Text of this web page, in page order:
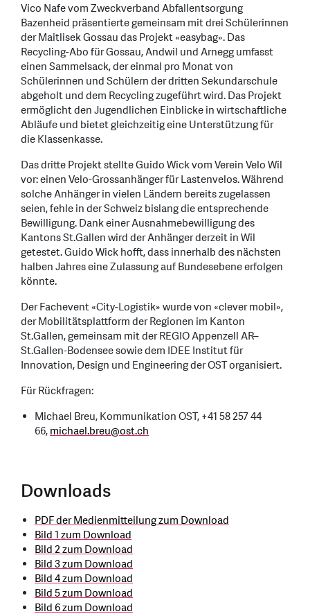
Vico Nafe vom Zweckverband Abfallentsorgung
Bazenheid präsentierte gemeinsam mit drei Schülerinnen
der Maitlisek Gossau das Projekt «easybag». Das
Recycling-Abo für Gossau, Andwil und Arnegg umfasst
einen Sammelsack, der einmal pro Monat von
Schülerinnen und Schülern der dritten Sekundarschule
abgeholt und dem Recycling zugeführt wird. Das Projekt
ermöglicht den Jugendlichen Einblicke in wirtschaftliche
Abläufe und bietet gleichzeitig eine Unterstützung für
die Klassenkasse.
Das dritte Projekt stellte Guido Wick vom Verein Velo Wil
vor: einen Velo-Grossanhänger für Lastenvelos. Während
solche Anhänger in vielen Ländern bereits zugelassen
seien, fehle in der Schweiz bislang die entsprechende
Bewilligung. Dank einer Ausnahmebewilligung des
Kantons St.Gallen wird der Anhänger derzeit in Wil
getestet. Guido Wick hofft, dass innerhalb des nächsten
halben Jahres eine Zulassung auf Bundesebene erfolgen
könnte.
Der Fachevent «City-Logistik» wurde von «clever mobil»,
der Mobilitätsplattform der Regionen im Kanton
St.Gallen, gemeinsam mit der REGIO Appenzell AR–
St.Gallen-Bodensee sowie dem IDEE Institut für
Innovation, Design und Engineering der OST organisiert.
Für Rückfragen:
Michael Breu, Kommunikation OST, +41 58 257 44
66,michael.breu@ost.ch
Downloads
PDF der Medienmitteilung zum Download
Bild 1 zum Download
Bild 2 zum Download
Bild 3 zum Download
Bild 4 zum Download
Bild 5 zum Download
Bild 6 zum Download